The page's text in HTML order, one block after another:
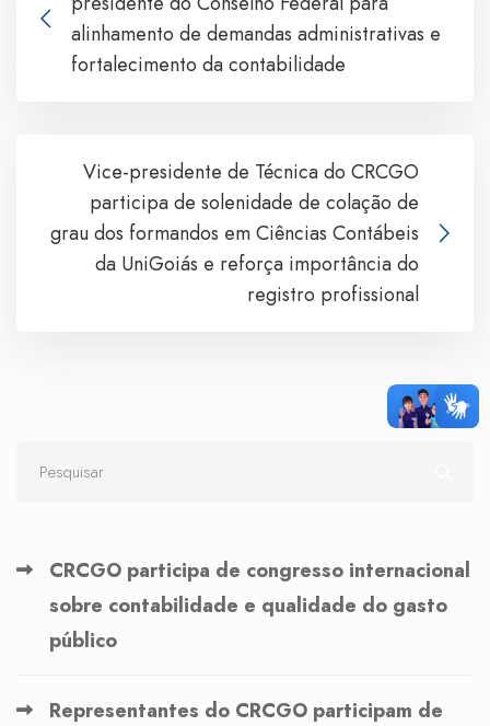
alinhamento de demandas administrativas e
fortalecimento da contabilidade
Vice-presidente de Técnica do CRCGO
participa de solenidade de colação de
grau dos formandos em Ciências Contábeis
da UniGoiás e reforça importância do
registro profissional
CRCGO participa de congresso internacional
sobre contabilidade e qualidade do gasto
público
Representantes do CRCGO participam de